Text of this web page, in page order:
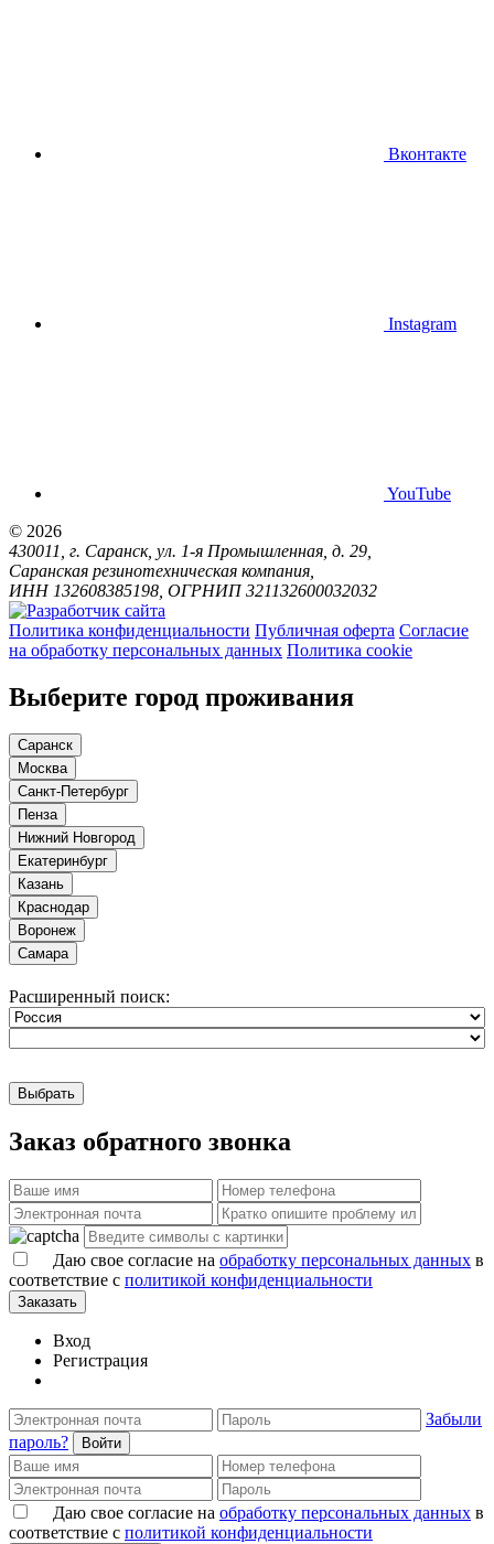
Вконтакте
Instagram
YouTube
© 2026
430011, г. Саранск, ул. 1-я Промышленная, д. 29,
Саранская резинотехническая компания,
ИНН 132608385198, ОГРНИП 321132600032032
Политика конфиденциальности Публичная оферта Согласие
на обработку персональных данных Политика cookie
Выберите город проживания
Саранск
Москва
Санкт-Петербург
Пенза
Нижний Новгород
Екатеринбург
Казань
Краснодар
Воронеж
Самара
Расширенный поиск:
Выбрать
Заказ обратного звонка
Даю свое согласие на обработку персональных данных в
соответствие с политикой конфиденциальности
Заказать
Вход
Регистрация
Забыли
пароль?
Войти
Даю свое согласие на обработку персональных данных в
соответствие с политикой конфиденциальности